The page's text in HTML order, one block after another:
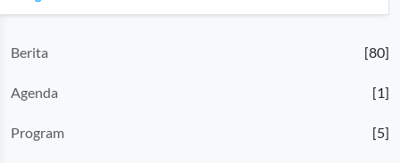
Berita [80]
Agenda [1]
Program [5]